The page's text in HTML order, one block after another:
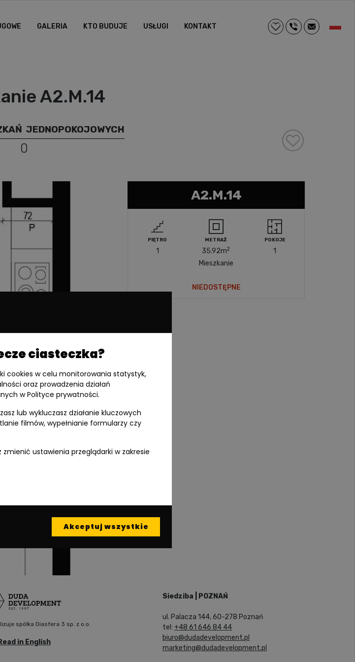
GALERIA KTO BUDUJE USŁUGI KONTAKT
A2.M.14
JEDNOPOKOJOWYCH
0
A2.M.14
PIĘTRO
1
METRAŻ
35.92m2
POKOJE
1
Mieszkanie
NIEDOSTĘPNE
spółka Diasfera 3 sp. z o.o.
in English
Siedziba | POZNAŃ
ul. Palacza 144, 60-278 Poznań
tel: +48 61 646 84 44
biuro@dudadevelopment.pl
marketing@dudadevelopment.pl
ciasteczka?
cookies w celu monitorowania statystyk,
oraz prowadzenia działań
w Polityce prywatności.
lub wykluczasz działanie kluczowych
filmów, wypełnianie formularzy czy
ustawienia przeglądarki w zakresie
Akceptuj wszystkie